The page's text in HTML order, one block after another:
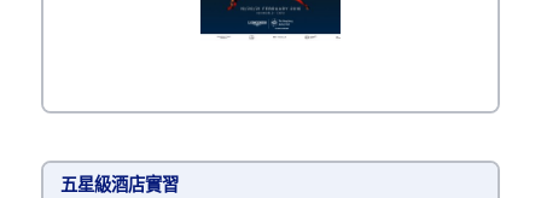
五星級酒店實習